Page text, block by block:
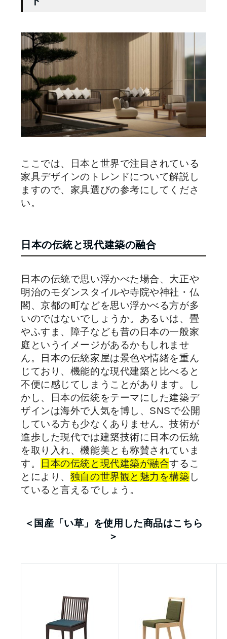
ここでは、日本と世界で注目されている
家具デザインのトレンドについて解説し
ますので、家具選びの参考にしてくださ
い。
日本の伝統と現代建築の融合
日本の伝統で思い浮かべた場合、大正や
明治のモダンスタイルや寺院や神社・仏
閣、京都の町などを思い浮かべる方が多
いのではないでしょうか。あるいは、畳
やふすま、障子なども昔の日本の一般家
庭というイメージがあるかもしれませ
ん。日本の伝統家屋は景色や情緒を重ん
じており、機能的な現代建築と比べると
不便に感じてしまうことがあります。し
かし、日本の伝統をテーマにした建築デ
ザインは海外で人気を博し、SNSで公開
している方も少なくありません。技術が
進歩した現代では建築技術に日本の伝統
を取り入れ、機能美とも称賛されていま
す。
日本の伝統と現代建築が融合するこ
とにより、 独自の世界観と魅力を構築 し
ていると言えるでしょう。
＜国産「い草」を使用した商品はこちら
＞